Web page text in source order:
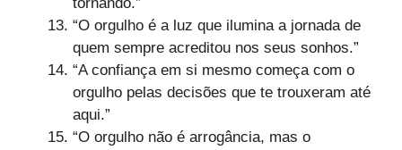
tornando.”
“O orgulho é a luz que ilumina a jornada de
quem sempre acreditou nos seus sonhos.”
“A confiança em si mesmo começa com o
orgulho pelas decisões que te trouxeram até
aqui.”
“O orgulho não é arrogância, mas o